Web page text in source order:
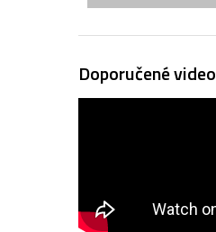
Doporučené video